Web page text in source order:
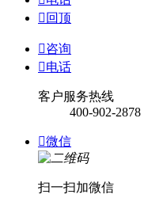
 回顶
咨询
电话
客户服务热线
400-902-2878
微信
扫一扫加微信